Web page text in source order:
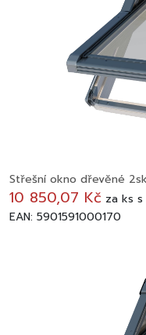
Střešní okno dřevěné
10 850,07 Kč za ks s
EAN: 5901591000170